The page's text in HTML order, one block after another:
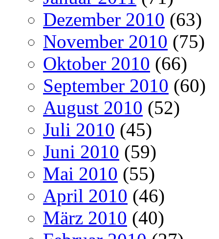
Dezember 2010 (63)
November 2010 (75)
Oktober 2010 (66)
September 2010 (60)
August 2010 (52)
Juli 2010 (45)
Juni 2010 (59)
Mai 2010 (55)
April 2010 (46)
März 2010 (40)